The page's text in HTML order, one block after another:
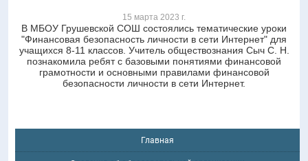
15 марта 2023 г.
В МБОУ Грушевской СОШ состоялись тематические уроки
"Финансовая безопасность личности в сети Интернет" для
учащихся 8-11 классов. Учитель обществознания Сыч С. Н.
познакомила ребят с базовыми понятиями финансовой
грамотности и основными правилами финансовой
безопасности личности в сети Интернет.
Главная